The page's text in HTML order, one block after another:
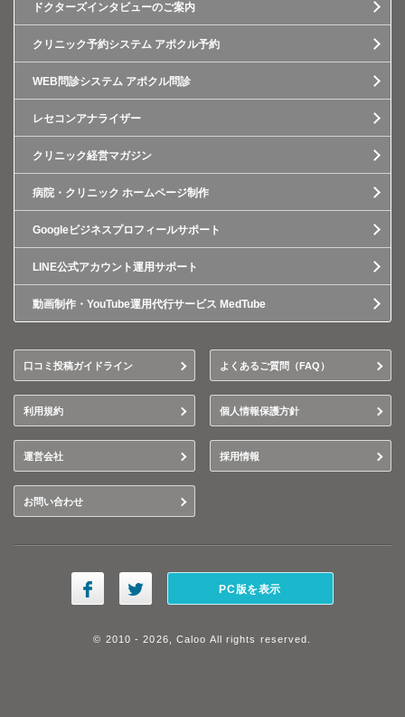
ドクターズインタビューのご案内
クリニック予約システム アポクル予約
WEB問診システム アポクル問診
レセコンアナライザー
クリニック経営マガジン
病院・クリニック ホームページ制作
Googleビジネスプロフィールサポート
LINE公式アカウント運用サポート
動画制作・YouTube運用代行サービス MedTube
口コミ投稿ガイドライン よくあるご質問（FAQ）
利用規約 個人情報保護方針
運営会社 採用情報
お問い合わせ
PC版を表示
© 2010 - 2026, Caloo All rights reserved.